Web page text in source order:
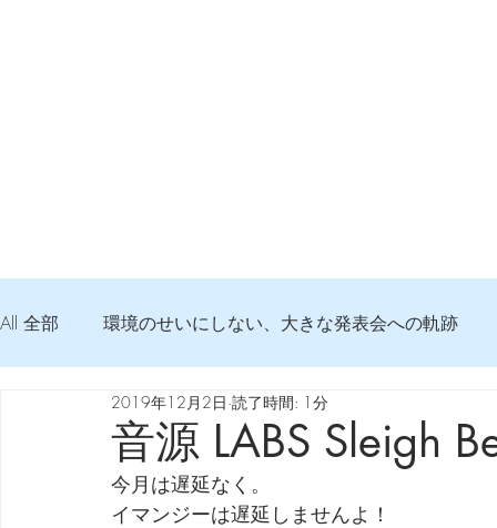
All 全部 環境のせいにしない、大きな発表会への軌跡
弦交換の記録 DTM 始める 知っておきたいコト
Imanjy Studio 使われているモノ 食べんじーの美味
音源 LABS Sleigh
2019年12月2日 読了時間: 1分
今月は遅延なく。
イマンジーは遅延しませんよ！